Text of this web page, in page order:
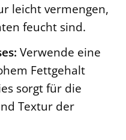
leicht vermengen,
feucht sind.
Verwende eine
Fettgehalt
sorgt für die
Textur der